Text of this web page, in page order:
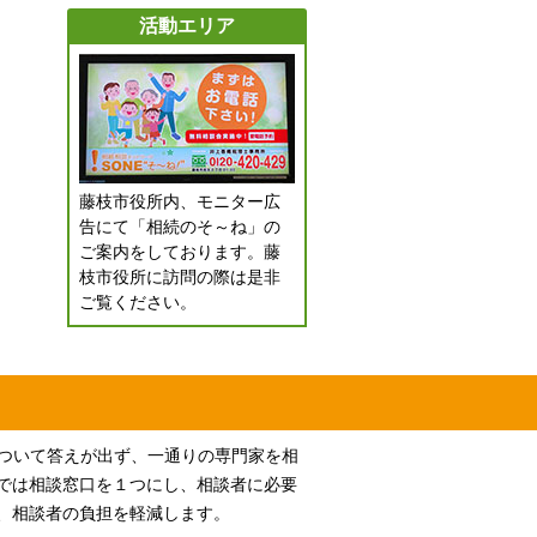
活動エリア
藤枝市役所内、モニター広
告にて「相続のそ～ね」の
ご案内をしております。藤
枝市役所に訪問の際は是非
ご覧ください。
いて答えが出ず、一通りの専門家を相
は相談窓口を１つにし、相談者に必要
談者の負担を軽減します。